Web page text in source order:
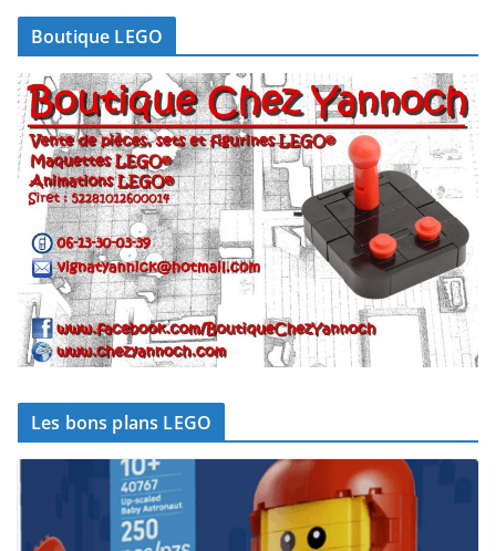
Boutique LEGO
Les bons plans LEGO